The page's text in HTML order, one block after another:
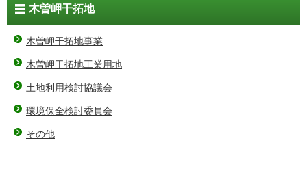
木曽岬干拓地
木曽岬干拓地事業
木曽岬干拓地工業用地
土地利用検討協議会
環境保全検討委員会
その他